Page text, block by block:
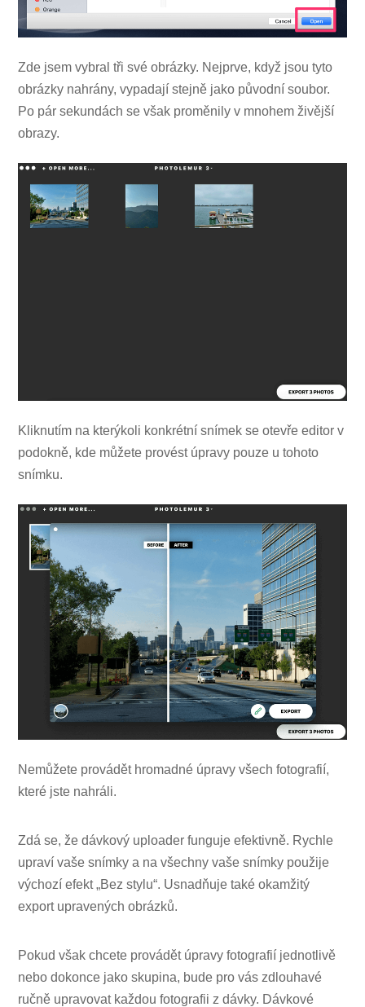
Zde jsem vybral tři své obrázky. Nejprve, když jsou tyto
obrázky nahrány, vypadají stejně jako původní soubor.
Po pár sekundách se však proměnily v mnohem živější
obrazy.
Kliknutím na kterýkoli konkrétní snímek se otevře editor v
podokně, kde můžete provést úpravy pouze u tohoto
snímku.
Nemůžete provádět hromadné úpravy všech fotografií,
které jste nahráli.
Zdá se, že dávkový uploader funguje efektivně. Rychle
upraví vaše snímky a na všechny vaše snímky použije
výchozí efekt „Bez stylu“. Usnadňuje také okamžitý
export upravených obrázků.
Pokud však chcete provádět úpravy fotografií jednotlivě
nebo dokonce jako skupina, bude pro vás zdlouhavé
ručně upravovat každou fotografii z dávky. Dávkové